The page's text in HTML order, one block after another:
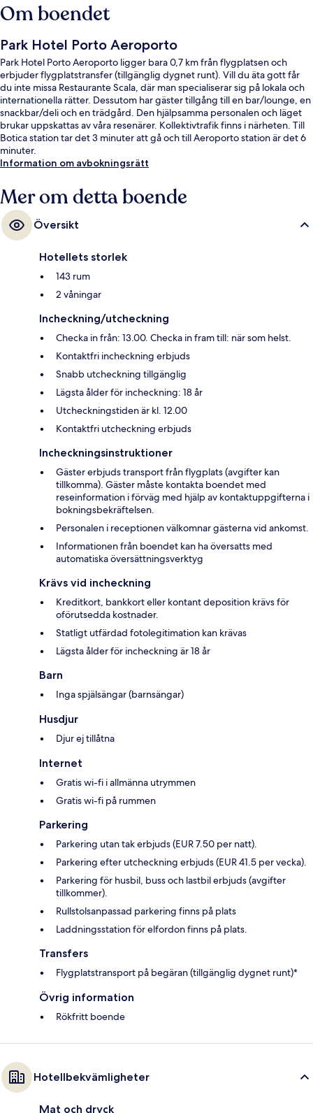
Om boendet
Park Hotel Porto Aeroporto
Park Hotel Porto Aeroporto ligger bara 0,7 km från flygplatsen och
erbjuder flygplatstransfer (tillgänglig dygnet runt). Vill du äta gott får
du inte missa Restaurante Scala, där man specialiserar sig på lokala och
internationella rätter. Dessutom har gäster tillgång till en bar/lounge, en
snackbar/deli och en trädgård. Den hjälpsamma personalen och läget
brukar uppskattas av våra resenärer. Kollektivtrafik finns i närheten. Till
Botica station tar det 3 minuter att gå och till Aeroporto station är det 6
minuter.
Information om avbokningsrätt
Mer om detta boende
Översikt
Hotellets storlek
143 rum
2 våningar
Incheckning/utcheckning
Checka in från: 13.00. Checka in fram till: när som helst.
Kontaktfri incheckning erbjuds
Snabb utcheckning tillgänglig
Lägsta ålder för incheckning: 18 år
Utcheckningstiden är kl. 12.00
Kontaktfri utcheckning erbjuds
Incheckningsinstruktioner
Gäster erbjuds transport från flygplats (avgifter kan
tillkomma). Gäster måste kontakta boendet med
reseinformation i förväg med hjälp av kontaktuppgifterna i
bokningsbekräftelsen.
Personalen i receptionen välkomnar gästerna vid ankomst.
Informationen från boendet kan ha översatts med
automatiska översättningsverktyg
Krävs vid incheckning
Kreditkort, bankkort eller kontant deposition krävs för
oförutsedda kostnader.
Statligt utfärdad fotolegitimation kan krävas
Lägsta ålder för incheckning är 18 år
Barn
Inga spjälsängar (barnsängar)
Husdjur
Djur ej tillåtna
Internet
Gratis wi-fi i allmänna utrymmen
Gratis wi-fi på rummen
Parkering
Parkering utan tak erbjuds (EUR 7.50 per natt).
Parkering efter utcheckning erbjuds (EUR 41.5 per vecka).
Parkering för husbil, buss och lastbil erbjuds (avgifter
tillkommer).
Rullstolsanpassad parkering finns på plats
Laddningsstation för elfordon finns på plats.
Transfers
Flygplatstransport på begäran (tillgänglig dygnet runt)*
Övrig information
Rökfritt boende
Hotellbekvämligheter
Mat och dryck